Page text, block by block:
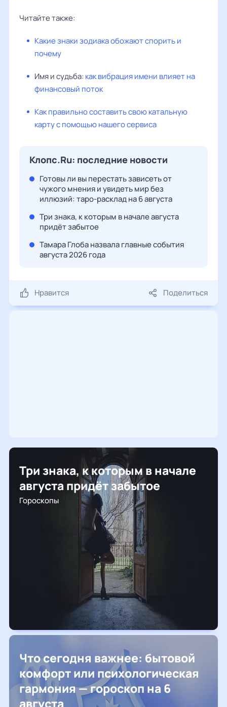
Читайте также:
Какие знаки зодиака обожают спорить и
почему
Имя и судьба: как вибрация имени влияет на
финансовый поток
Как правильно составить свою катальную
карту с помощью нашего сервиса
Клопс.Ru: последние новости
Готовы ли вы перестать зависеть от
чужого мнения и увидеть мир без
иллюзий: таро-расклад на 6 августа
Три знака, к которым в начале августа
придёт забытое
Тамара Глоба назвала главные события
августа 2026 года
Нравится Поделиться
Три знака, к которым в начале
августа придёт забытое
Гороскопы
Что сегодня важнее: бытовой
комфорт или психологическая
гармония — гороскоп на 6
августа